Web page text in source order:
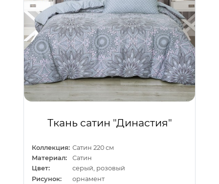
Ткань сатин "Династия"
Коллекция: Сатин 220 см
Материал:
Сатин
Цвет:
серый, розовый
Рисунок:
орнамент